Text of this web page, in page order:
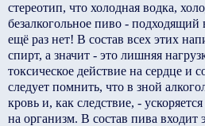
стереотип, что холодная водка,
безалкогольное пиво - подходящий
ещё раз нет! В состав всех этих
спирт, а значит - это лишняя
токсическое действие на сердце и
следует помнить, что в зной
кровь и, как следствие, -
на организм. В состав пива входит